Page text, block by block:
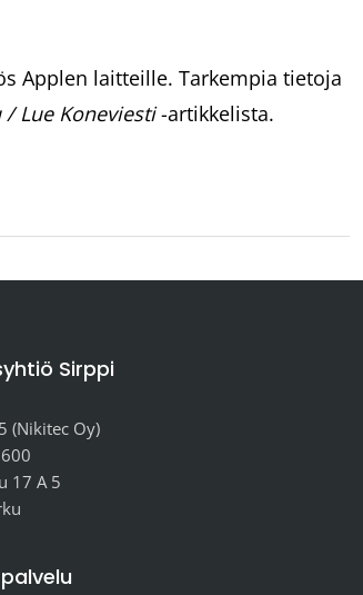
Applen laitteille. Tarkempia tietoja
Lue Koneviesti-artikkelista.
Sirppi
(Nikitec Oy)
17 A 5